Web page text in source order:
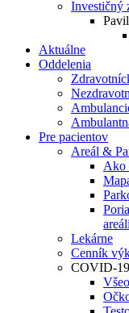
Investičný
Aktuálne
Oddelenia
Pre pacientov
Areál &
Ako
areáli
Lekárne
Cenník
COVID-19